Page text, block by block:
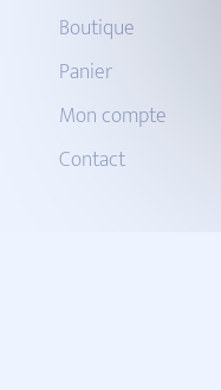
Boutique
Panier
Mon compte
Contact